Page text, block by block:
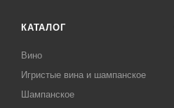
КАТАЛОГ
Вино
Игристые вина и шампанское
Шампанское